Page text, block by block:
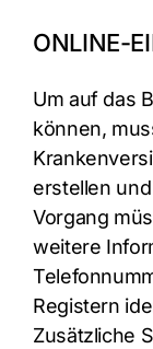
ONLINE-
Um auf das
können,
erstellen
Vorgang
weitere
Registern
Zusätzliche